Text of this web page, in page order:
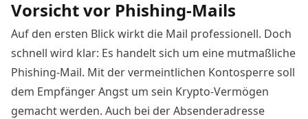
Vorsicht vor Phishing-Mails
Auf den ersten Blick wirkt die Mail professionell. Doch
schnell wird klar: Es handelt sich um eine mutmaßliche
Phishing-Mail. Mit der vermeintlichen Kontosperre soll
dem Empfänger Angst um sein Krypto-Vermögen
gemacht werden. Auch bei der Absenderadresse